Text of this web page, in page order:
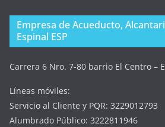
Empresa de Acueducto,
Espinal ESP
Carrera 6 Nro. 7-80 barrio El Centro –
Líneas móviles:
Servicio al Cliente y PQR: 3229012793
Alumbrado Público: 3222811946